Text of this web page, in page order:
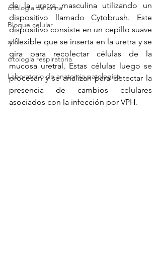
citologia de orina
Bloque celular
xilol
citologia respiratoria
Laboratorio de anatomia patologica
de la uretra masculina utilizando un
dispositivo llamado Cytobrush. Este
dispositivo consiste en un cepillo suave
y flexible que se inserta en la uretra y se
gira para recolectar células de la
mucosa uretral. Estas células luego se
procesan y se analizan para detectar la
presencia de cambios celulares
asociados con la infección por VPH.